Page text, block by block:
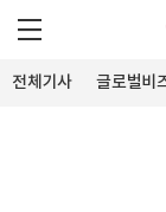
전체기사 글로벌비